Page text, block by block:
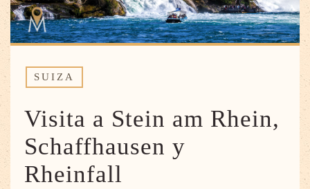
SUIZA
Visita a Stein am Rhein,
Schaffhausen y
Rheinfall